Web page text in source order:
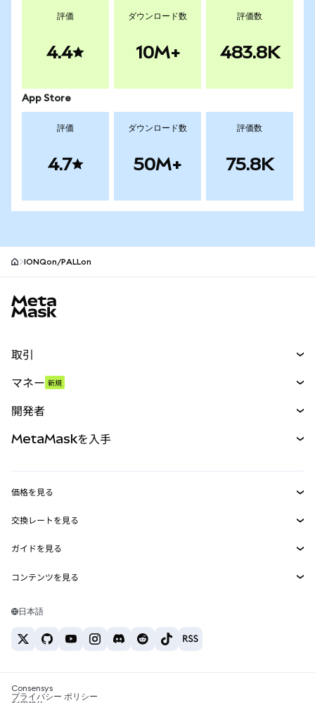
評価
4.4
ダウンロード数
10M+
評価数
483.8K
App Store
評価
4.7
ダウンロード数
50M+
評価数
75.8K
IONQon/PALLon
取引
パーペチュアル
RWA
マネー 新規
開発者
MetaMask Connect
Snaps
Web3サービス
MetaMaskを入手
セキュリティ
サポート
キャリア
お問い合わせ
価格を見る
イーサリアムの価格
Solanaの価格
Tetherの価格
交換レートを見る
ETH→USD
USDT→INR
BTC→INR
ETH→USDT
ガイドを見る
ETHの購入
USDTの購入
SHIBの購入
コンテンツを見る
Solanaウォレット
税制関連ニュース
日本語
Consensys
プライバシー ポリシー